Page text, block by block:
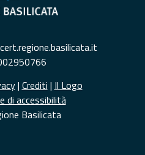
| Crediti | Il Logo
di accessibilità
Basilicata